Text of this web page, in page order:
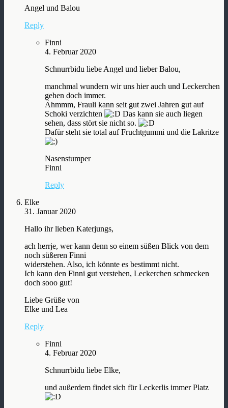
Angel und Balou
Reply
Finni
4. Februar 2020
Schnurrbidu liebe Angel und lieber Balou,
manchmal wundern wir uns hier auch und Leckerchen
gehen doch immer.
Ähmmm, Frauli kann seit gut zwei Jahren gut auf
Schoki verzichten
Das kann sie auch liegen
sehen, dass stört sie nicht so.
Dafür steht sie total auf Fruchtgummi und die Lakritze
Nasenstumper
Finni
Reply
Elke
31. Januar 2020
Hallo ihr lieben Katerjungs,
ach herrje, wer kann denn so einem süßen Blick von dem
noch süßeren Finni
widerstehen. Also, ich könnte es bestimmt nicht.
Ich kann den Finni gut verstehen, Leckerchen schmecken
doch sooo gut!
Liebe Grüße von
Elke und Lea
Reply
Finni
4. Februar 2020
Schnurrbidu liebe Elke,
und außerdem findet sich für Leckerlis immer Platz